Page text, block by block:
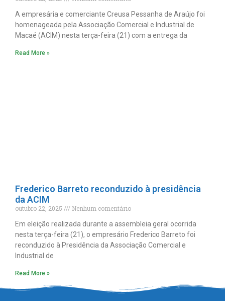
A empresária e comerciante Creusa Pessanha de Araújo foi
homenageada pela Associação Comercial e Industrial de
Macaé (ACIM) nesta terça-feira (21) com a entrega da
Read More »
Frederico Barreto reconduzido à presidência
da ACIM
outubro 22, 2025
Nenhum comentário
Em eleição realizada durante a assembleia geral ocorrida
nesta terça-feira (21), o empresário Frederico Barreto foi
reconduzido à Presidência da Associação Comercial e
Industrial de
Read More »